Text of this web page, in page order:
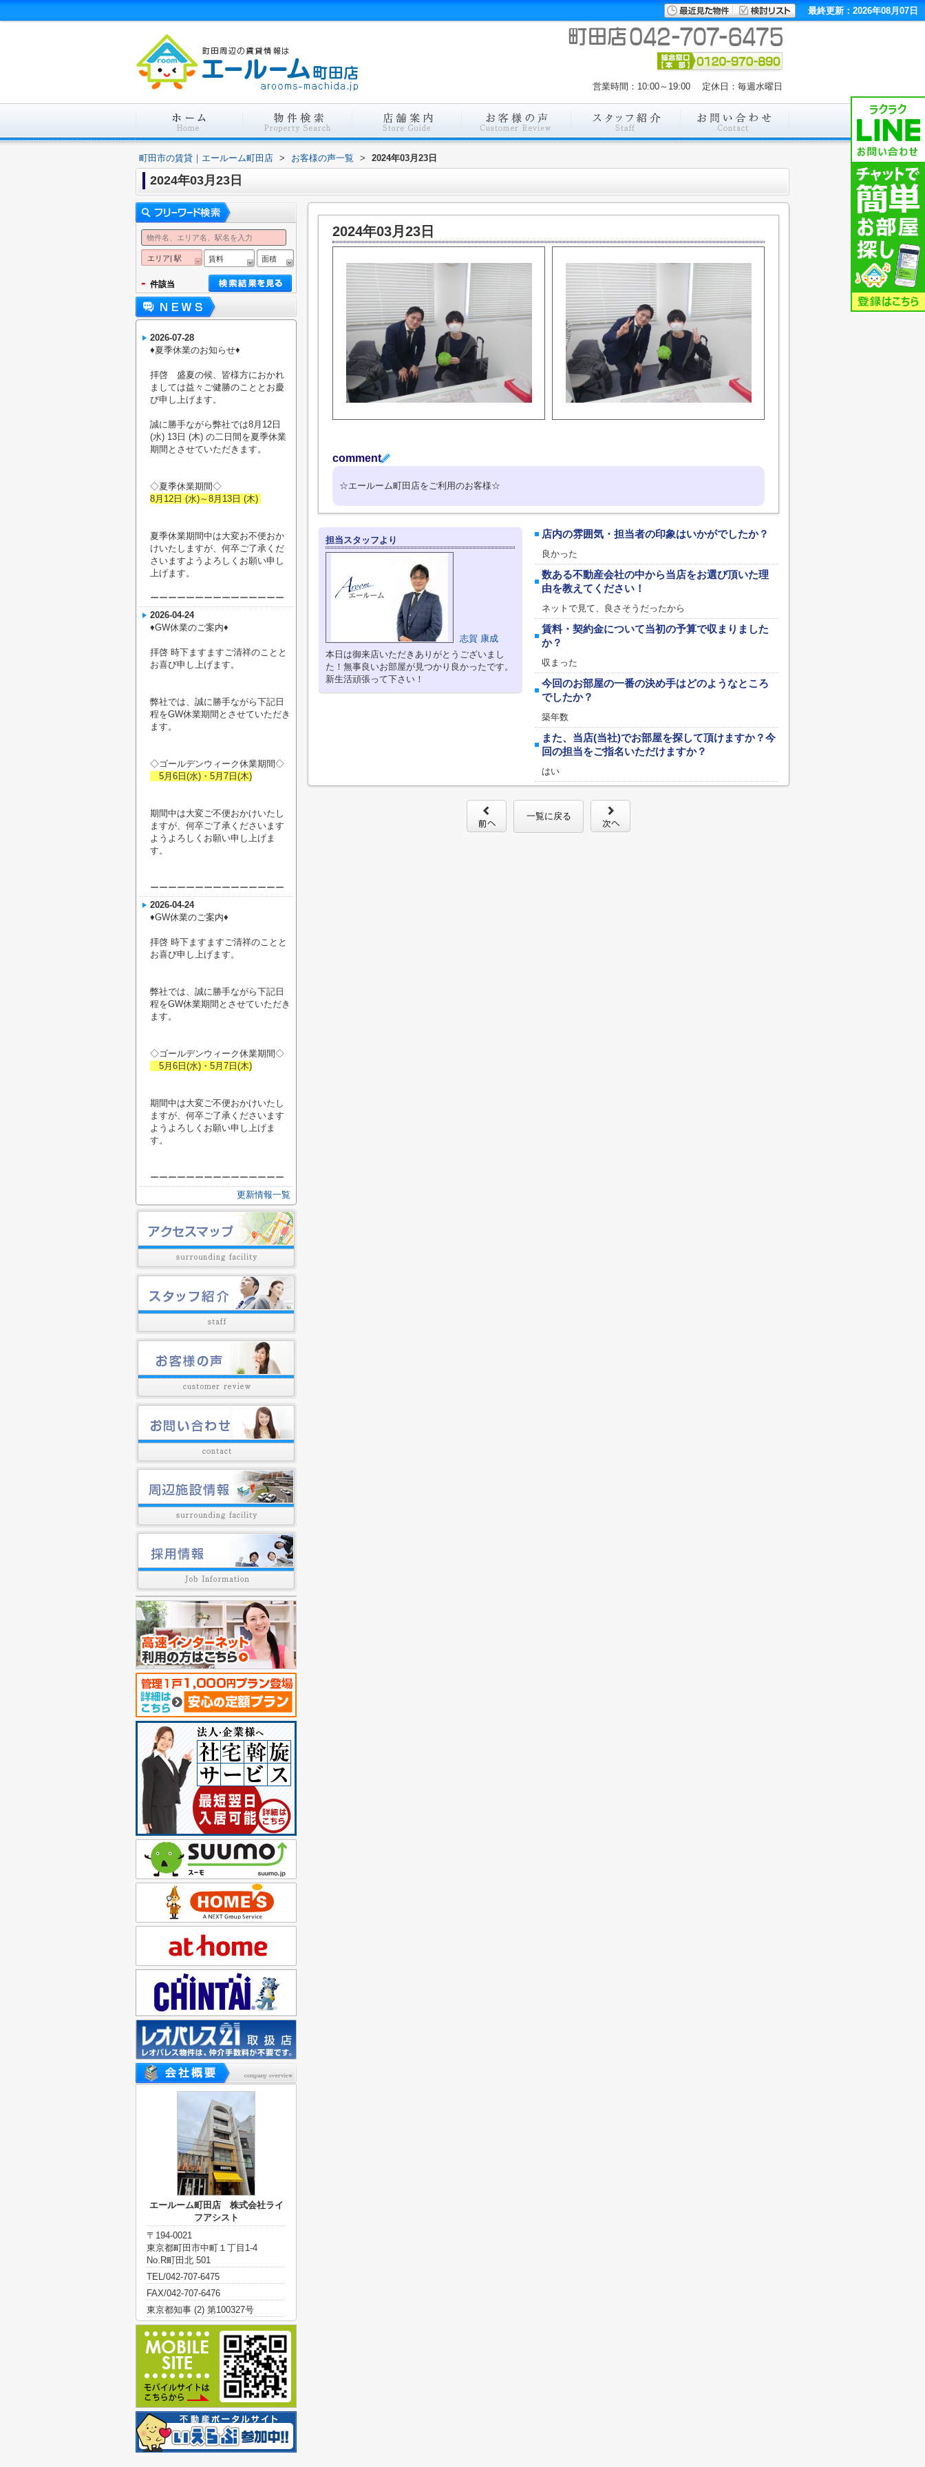
最終更新：2026年08月07日
営業時間：10:00～19:00 定休日：毎週水曜日
町田市の賃貸｜エールーム町田店 > お客様の声一覧 > 2024年03月23日
2024年03月23日
2024年03月23日
comment
☆エールーム町田店をご利用のお客様☆
担当スタッフより
志賀 康成
本日は御来店いただきありがとうございまし
た！無事良いお部屋が見つかり良かったです。
新生活頑張って下さい！
店内の雰囲気・担当者の印象はいかがでしたか？
良かった
数ある不動産会社の中から当店をお選び頂いた理
由を教えてください！
ネットで見て、良さそうだったから
賃料・契約金について当初の予算で収まりました
か？
収まった
今回のお部屋の一番の決め手はどのようなところ
でしたか？
築年数
また、当店(当社)でお部屋を探して頂けますか？今
回の担当をご指名いただけますか？
はい
一覧に戻る
エリア| 駅 賃料 面積
- 件該当
2026-07-28
♦︎夏季休業のお知らせ♦︎
拝啓 盛夏の候、皆様方におかれ
ましては益々ご健勝のこととお慶
び申し上げます。
誠に勝手ながら弊社では8月12日
(水) 13日 (木) の二日間を夏季休業
期間とさせていただきます。
◇夏季休業期間◇
8月12日 (水)～8月13日 (木)
夏季休業期間中は大変お不便おか
けいたしますが、何卒ご了承くだ
さいますようよろしくお願い申し
上げます。
ーーーーーーーーーーーーーーー
2026-04-24
♦︎GW休業のご案内♦︎
拝啓 時下ますますご清祥のことと
お喜び申し上げます。
弊社では、誠に勝手ながら下記日
程をGW休業期間とさせていただき
ます。
◇ゴールデンウィーク休業期間◇
5月6日(水)・5月7日(木)
期間中は大変ご不便おかけいたし
ますが、何卒ご了承くださいます
ようよろしくお願い申し上げま
す。
ーーーーーーーーーーーーーーー
2026-04-24
♦︎GW休業のご案内♦︎
拝啓 時下ますますご清祥のことと
お喜び申し上げます。
弊社では、誠に勝手ながら下記日
程をGW休業期間とさせていただき
ます。
◇ゴールデンウィーク休業期間◇
5月6日(水)・5月7日(木)
期間中は大変ご不便おかけいたし
ますが、何卒ご了承くださいます
ようよろしくお願い申し上げま
す。
ーーーーーーーーーーーーーーー
更新情報一覧
エールーム町田店 株式会社ライ
フアシスト
〒194-0021
東京都町田市中町１丁目1-4
No.R町田北 501
TEL/042-707-6475
FAX/042-707-6476
東京都知事 (2) 第100327号